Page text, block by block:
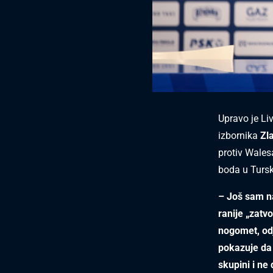
Upravo je
izbornika
protiv
boda u
– Još sam
ranije
nogomet,
pokazuje
skupini i ne